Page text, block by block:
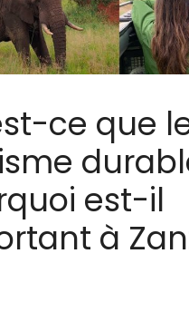
ce que
est-il
à